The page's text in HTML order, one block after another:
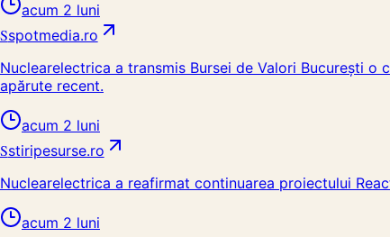
acum 2 luni
Sspotmedia.ro
Nuclearelectrica a transmis Bursei de Valori București
apărute recent.
acum 2 luni
Sstiripesurse.ro
Nuclearelectrica a reafirmat continuarea proiectului
acum 2 luni